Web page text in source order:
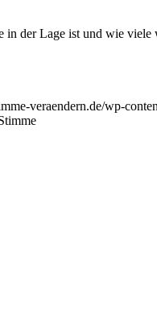
der Lage ist und wie viele
veraendern.de/wp-